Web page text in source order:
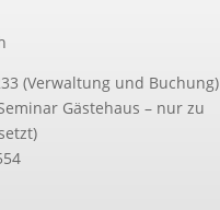
(Verwaltung und Buchung)
Gästehaus – nur zu